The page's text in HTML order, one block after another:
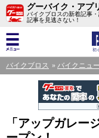
グーバイク・アプ
バイクブロスの新着記事
記事を見逃さない！
バイクブロス バイクニュ
「アップガレー